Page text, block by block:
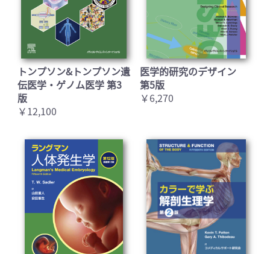
トンプソン&トンプソン遺
伝医学・ゲノム医学 第3
版
￥12,100
医学的研究のデザイン
第5版
￥6,270